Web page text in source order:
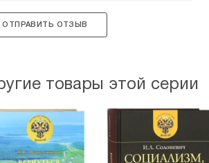
ОТПРАВИТЬ ОТЗЫВ
товары этой серии